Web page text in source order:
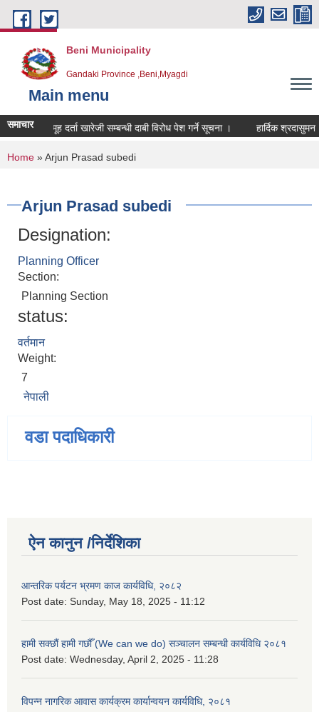
Skip to main content
Beni Municipality
Gandaki Province ,Beni,Myagdi
Main menu
समाचार समूह दर्ता खारेजी सम्बन्धी दाबी विरोध पेश गर्ने सूचना । हार्दिक श्रदासुमन
You are here
Home » Arjun Prasad subedi
Arjun Prasad subedi
Designation:
Planning Officer
Section:
Planning Section
status:
वर्तमान
Weight:
7
नेपाली
वडा पदाधिकारी
ऐन कानुन /निर्देशिका
आन्तरिक पर्यटन भ्रमण काज कार्यविधि, २०८२
Post date: Sunday, May 18, 2025 - 11:12
हामी सक्छौं हामी गछौँ (We can we do) सञ्चालन सम्बन्धी कार्यविधि २०८१
Post date: Wednesday, April 2, 2025 - 11:28
विपन्न नागरिक आवास कार्यक्रम कार्यान्वयन कार्यविधि, २०८१